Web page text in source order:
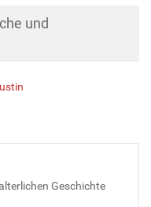
und
Geschichte